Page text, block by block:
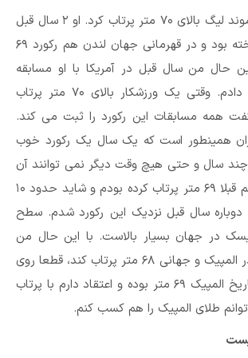
دنیل استال در دایموند لیگ بالای ۷۰ متر پرتاب کرد. او ۲ سال قبل
هم ۷۱.۵۰ متر انداخته بود و در قهرمانی جهان لندن هم رکورد ۶۹
حال من سال قبل در آمریکا با او مسابقه
داشتم و شکستش دادم. وقتی یک ورزشکار بالای ۷۰ متر پرتاب
همه مسابقات این رکورد را ثبت می کند.
همینطور است که یک سال یک رکورد خوب
چند سال و حتی هیچ وقت دیگر نمی توانند آن
را تکرار کنند. من هم قبلا ۶۹ متر پرتاب کرده بودم و شاید حدود ۱۰
سال قبل نزدیک این رکورد شدم. سطح
در جهان بسیار بالاست. با این حال من
معتقدم هر کسی در المپیک و جهانی ۶۸ متر پرتاب کند، قطعا روی
سکو است. رکورد تاریخ المپیک ۶۹ متر بوده و اعتقاد دارم با پرتاب